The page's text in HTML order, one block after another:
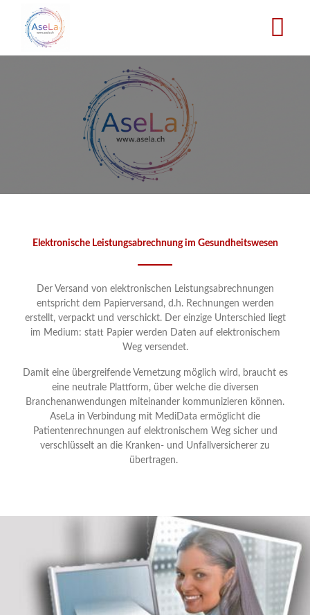
Elektronische Leistungsabrechnung im Gesundheitswesen
Der Versand von elektronischen Leistungsabrechnungen
entspricht dem Papierversand, d.h. Rechnungen werden
erstellt, verpackt und verschickt. Der einzige Unterschied liegt
im Medium: statt Papier werden Daten auf elektronischem
Weg versendet.
Damit eine übergreifende Vernetzung möglich wird, braucht es
eine neutrale Plattform, über welche die diversen
Branchenanwendungen miteinander kommunizieren können.
AseLa in Verbindung mit MediData ermöglicht die
Patientenrechnungen auf elektronischem Weg sicher und
verschlüsselt an die Kranken- und Unfallversicherer zu
übertragen.